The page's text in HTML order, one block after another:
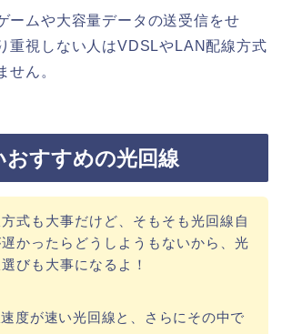
ームや大容量データの送受信をせ
重視しない人はVDSLやLAN配線方式
せん。
おすすめの光回線
式も大事だけど、そもそも光回線自
かったらどうしようもないから、光
びも大事になるよ！
度が速い光回線と、さらにその中で